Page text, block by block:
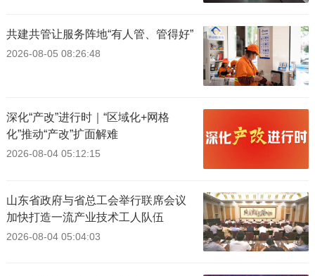
共建共管让服务阵地“有人管、管得好”
2026-08-05 08:26:48
深化“产改”进行时｜“区域化+网格
化”推动“产改”扩面解难
2026-08-04 05:12:15
山东省政府与省总工会举行联席会议
加快打造一流产业技术工人队伍
2026-08-04 05:04:03